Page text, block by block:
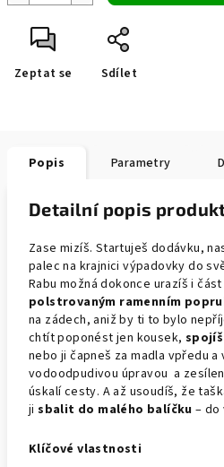
Zeptat se Sdílet
Popis Parametry
Detailní popis
Zase mizíš. Startuješ dodávku,
palec na krajnici výpadovky do
Rabu možná dokonce urazíš i
polstrovaným ramenním
na zádech, aniž by ti to bylo
chtít poponést jen kousek,
nebo ji čapneš za madla vpředu a
vodoodpudivou úpravou a
úskalí cesty. A až usoudíš, že
jisbalit do malého balíčku – do
Klíčové vlastnosti